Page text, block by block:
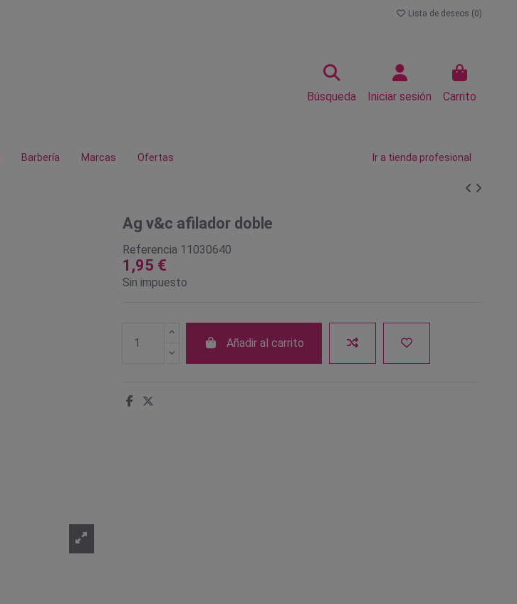
Lista de deseos (0)
Búsqueda Iniciar sesión Carrito
Barbería Marcas Ofertas Ir a tienda profesional
Ag v&c afilador doble
Referencia 11030640
1,95 €
Sin impuesto
Añadir al carrito